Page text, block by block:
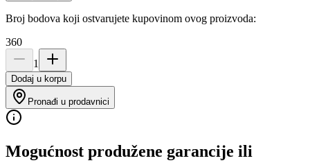
Broj bodova koji ostvarujete kupovinom ovog proizvoda:
360
1
Dodaj u korpu
Pronađi u prodavnici
Mogućnost produžene garancije ili